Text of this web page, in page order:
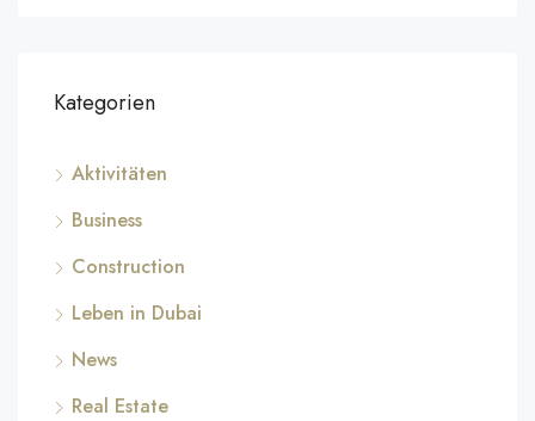
Kategorien
Aktivitäten
Business
Construction
Leben in Dubai
News
Real Estate